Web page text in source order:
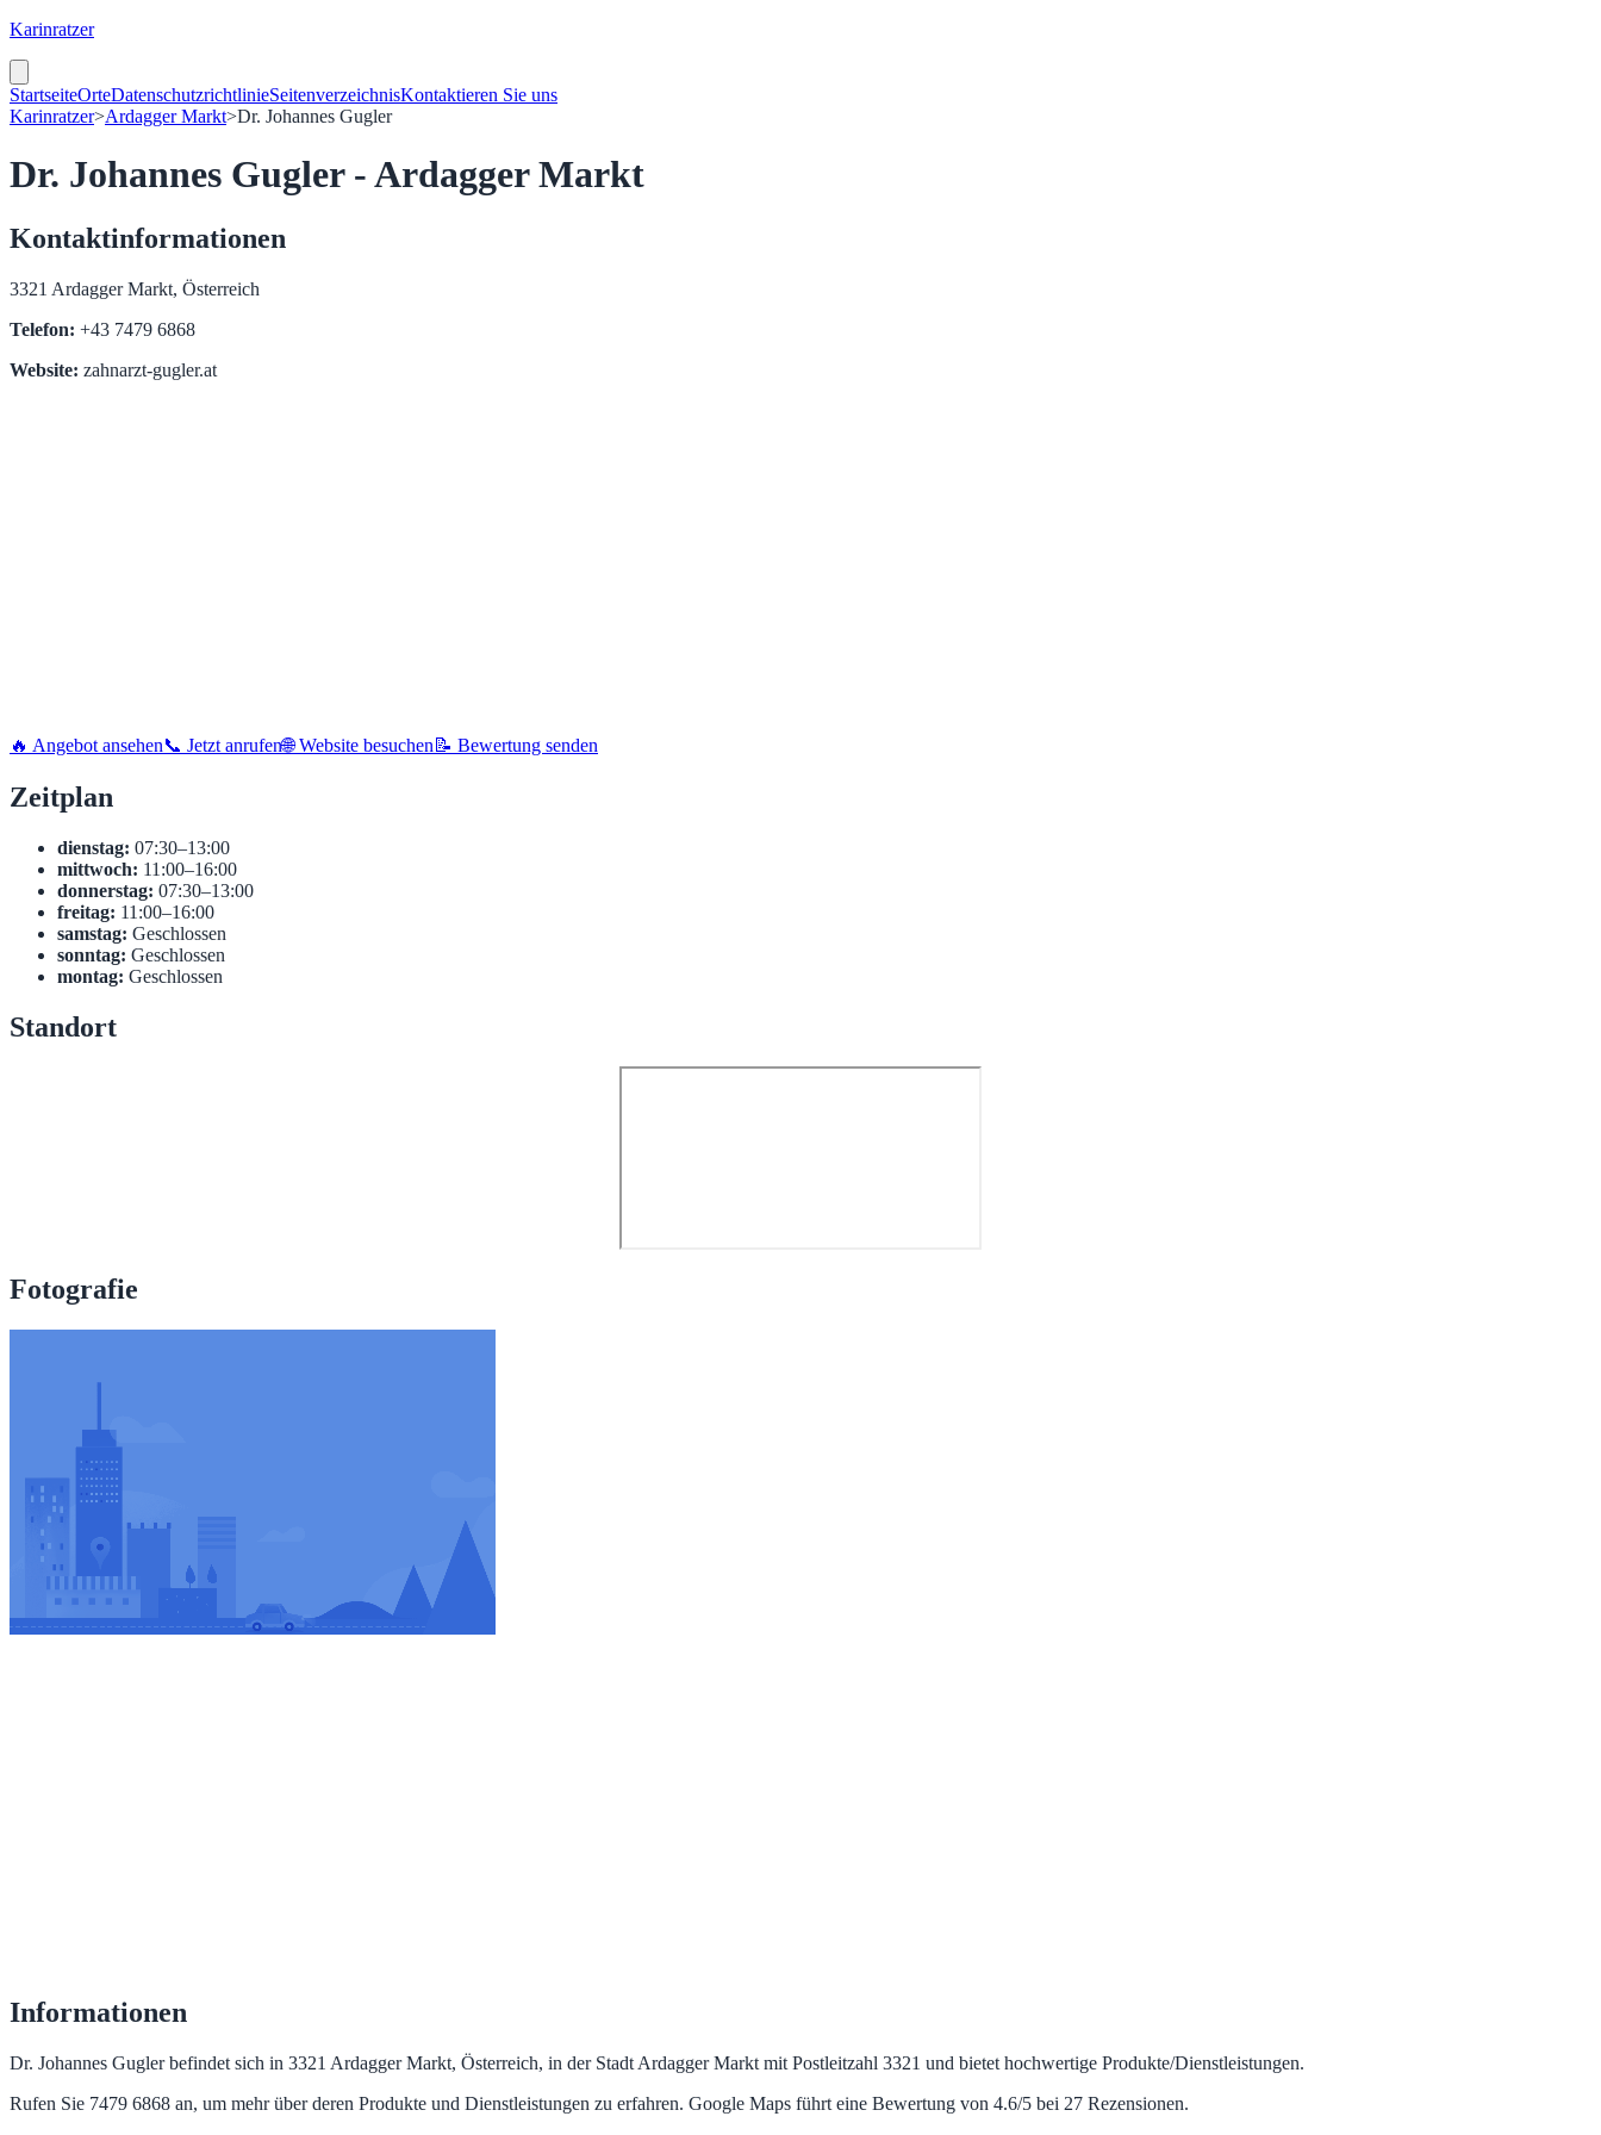
Karinratzer
StartseiteOrteDatenschutzrichtlinieSeitenverzeichnisKontaktieren Sie uns
Karinratzer>Ardagger Markt>Dr. Johannes Gugler
Dr. Johannes Gugler - Ardagger Markt
Kontaktinformationen
3321 Ardagger Markt, Österreich
Telefon: +43 7479 6868
Website: zahnarzt-gugler.at
🔥 Angebot ansehen📞 Jetzt anrufen🌐 Website besuchen 📝 Bewertung senden
Zeitplan
dienstag: 07:30–13:00
mittwoch: 11:00–16:00
donnerstag: 07:30–13:00
freitag: 11:00–16:00
samstag: Geschlossen
sonntag: Geschlossen
montag: Geschlossen
Standort
Fotografie
Informationen
Dr. Johannes Gugler befindet sich in 3321 Ardagger Markt, Österreich, in der Stadt Ardagger Markt mit Postleitzahl 3321 und bietet hochwertige Produkte/Dienstleistungen.
Rufen Sie 7479 6868 an, um mehr über deren Produkte und Dienstleistungen zu erfahren. Google Maps führt eine Bewertung von 4.6/5 bei 27 Rezensionen.